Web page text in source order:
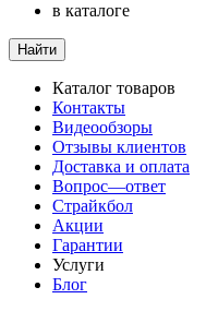
в каталоге
Найти
Каталог товаров
Контакты
Видеообзоры
Отзывы клиентов
Доставка и оплата
Вопрос—ответ
Страйкбол
Акции
Гарантии
Услуги
Блог